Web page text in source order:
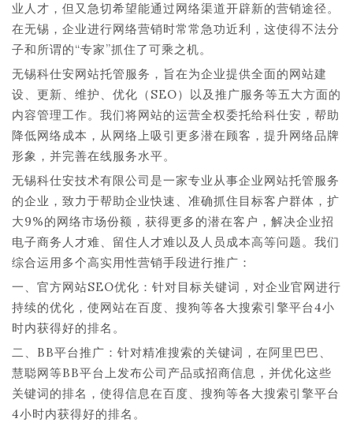
业人才，但又急切希望能通过网络渠道开辟新的营销途径。
在无锡，企业进行网络营销时常常急功近利，这使得不法分
子和所谓的“专家”抓住了可乘之机。
无锡科仕安网站托管服务，旨在为企业提供全面的网站建
设、更新、维护、优化（SEO）以及推广服务等五大方面的
内容管理工作。我们将网站的运营全权委托给科仕安，帮助
降低网络成本，从网络上吸引更多潜在顾客，提升网络品牌
形象，并完善在线服务水平。
无锡科仕安技术有限公司是一家专业从事企业网站托管服务
的企业，致力于帮助企业快速、准确抓住目标客户群体，扩
大9%的网络市场份额，获得更多的潜在客户，解决企业招
电子商务人才难、留住人才难以及人员成本高等问题。我们
综合运用多个高实用性营销手段进行推广：
一、官方网站SEO优化：针对目标关键词，对企业官网进行
持续的优化，使网站在百度、搜狗等各大搜索引擎平台4小
时内获得好的排名。
二、BB平台推广：针对精准搜索的关键词，在阿里巴巴、
慧聪网等BB平台上发布公司产品或招商信息，并优化这些
关键词的排名，使得信息在百度、搜狗等各大搜索引擎平台
4小时内获得好的排名。